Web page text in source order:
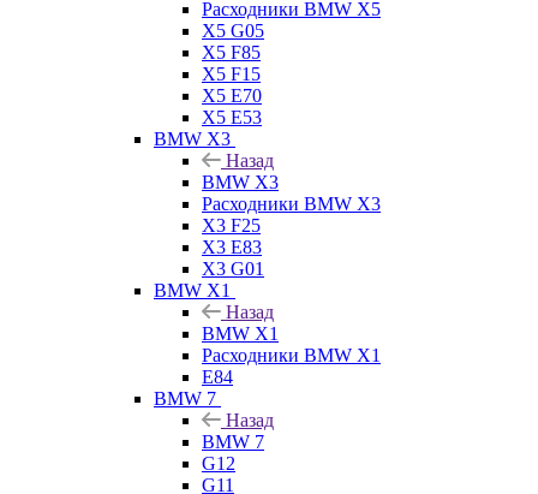
Расходники BMW X5
X5 G05
X5 F85
X5 F15
X5 E70
X5 E53
BMW X3
Назад
BMW X3
Расходники BMW X3
X3 F25
X3 E83
X3 G01
BMW X1
Назад
BMW X1
Расходники BMW X1
E84
BMW 7
Назад
BMW 7
G12
G11